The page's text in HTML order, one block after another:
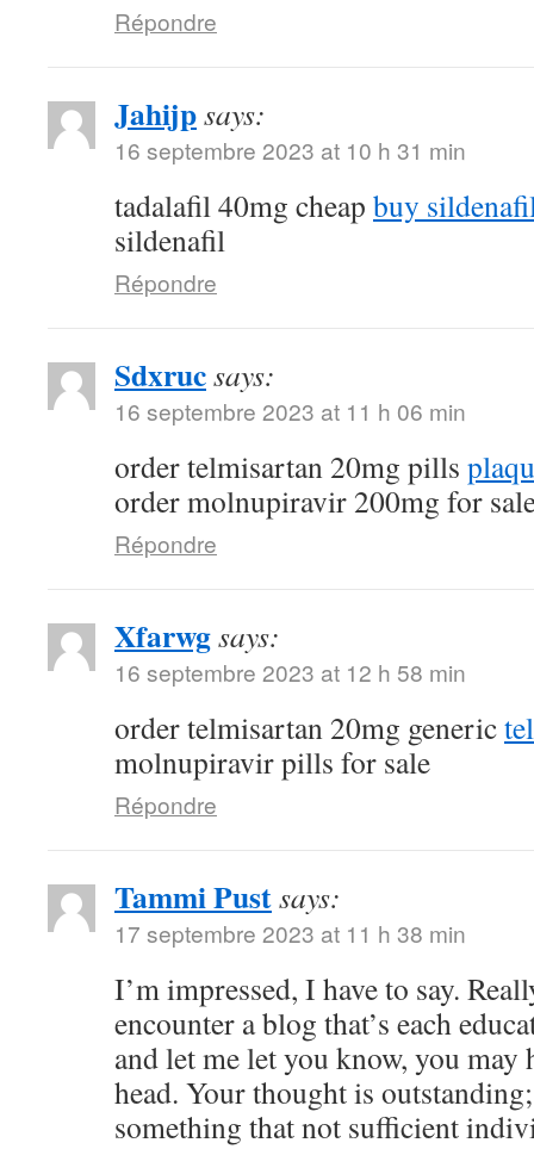
Répondre
Jahijpsays:
16 septembre 2023 at 10 h 31 min
tadalafil 40mg cheap buy
sildenafil
Répondre
Sdxrucsays:
16 septembre 2023 at 11 h 06 min
order telmisartan 20mg pills
order molnupiravir 200mg for
Répondre
Xfarwgsays:
16 septembre 2023 at 12 h 58 min
order telmisartan 20mg generic
molnupiravir pills for sale
Répondre
Tammi Pustsays:
17 septembre 2023 at 11 h 38 min
I’m impressed, I have to say.
encounter a blog that’s each
and let me let you know, you may
head. Your thought is
something that not sufficient